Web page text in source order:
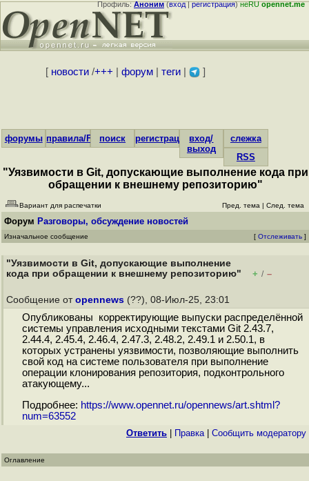
Профиль:Аноним(вход|регистрация)неRUopennet.me
[ новости/+++ форум| теги| ]
форумы правила/FAQпоиск регистрациявход/
выход
слежка
RSS
"Уязвимости в Git, допускающие выполнение кода при
обращении к внешнему репозиторию"
Вариант для распечатки Пред. тема | След. тема
Форум Разговоры, обсуждение новостей
Изначальное сообщение [ Отслеживать ]
"Уязвимости в Git, допускающие выполнение
кода при обращении к внешнему репозиторию"
+ / –
Сообщение от opennews (??), 08-Июл-25, 23:01
Опубликованы корректирующие выпуски распределённой
системы управления исходными текстами Git 2.43.7,
2.44.4, 2.45.4, 2.46.4, 2.47.3, 2.48.2, 2.49.1 и 2.50.1, в
которых устранены уязвимости, позволяющие выполнить
свой код на системе пользователя при выполнение
операции клонирования репозитория, подконтрольного
атакующему...
Подробнее: https://www.opennet.ru/opennews/art.shtml?
num=63552
Ответить Правка| Cообщить модератору
Оглавление